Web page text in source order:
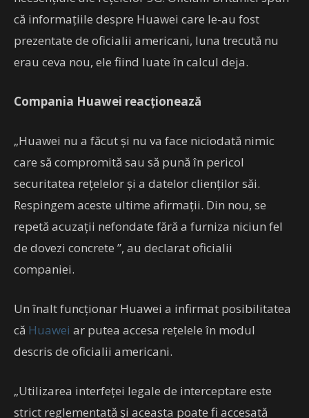
că informaţiile despre Huawei care le-au fost
prezentate de oficialii americani, luna trecută nu
erau ceva nou, ele fiind luate în calcul deja.
Compania Huawei reacționează
„Huawei nu a făcut şi nu va face niciodată nimic
care să compromită sau să pună în pericol
securitatea reţelelor şi a datelor clienţilor săi.
Respingem aceste ultime afirmaţii. Din nou, se
repetă acuzaţii nefondate fără a furniza niciun fel
de dovezi concrete ”, au declarat oficialii
companiei.
Un înalt funcţionar Huawei a infirmat posibilitatea
că Huawei ar putea accesa reţelele în modul
descris de oficialii americani.
„Utilizarea interfeţei legale de interceptare este
strict reglementată şi aceasta poate fi accesată